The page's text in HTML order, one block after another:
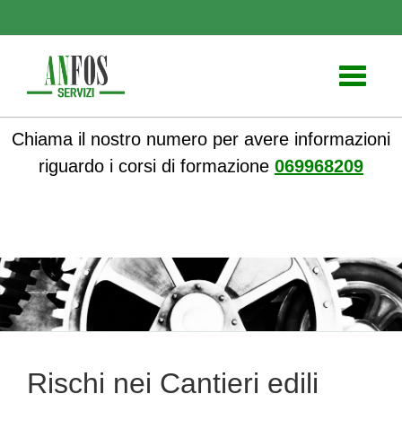
Toggle
Chiama il nostro numero per avere informazioni
riguardo i corsi di formazione 069968209
Rischi nei Cantieri edili